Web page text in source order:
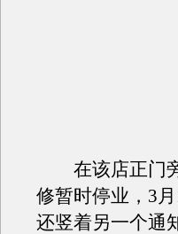
在该店正门旁
修暂时停业，3
还竖着另一个通